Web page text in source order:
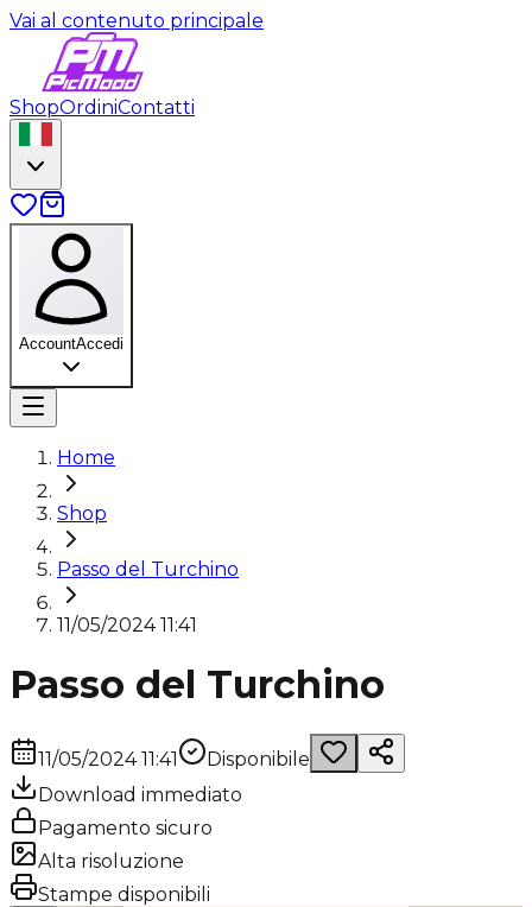
Vai al contenuto principale
ShopOrdiniContatti
AccountAccedi
Home
Shop
Passo del Turchino
11/05/2024 11:41
Passo del Turchino
11/05/2024 11:41
Disponibile
Download immediato
Pagamento sicuro
Alta risoluzione
Stampe disponibili